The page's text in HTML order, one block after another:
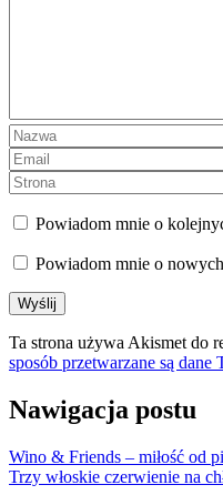
Powiadom mnie o
Powiadom mnie o
Ta strona używa Akismet do
sposób przetwarzane są dane
Nawigacja postu
Wino & Friends – miłość od
Trzy włoskie czerwienie na